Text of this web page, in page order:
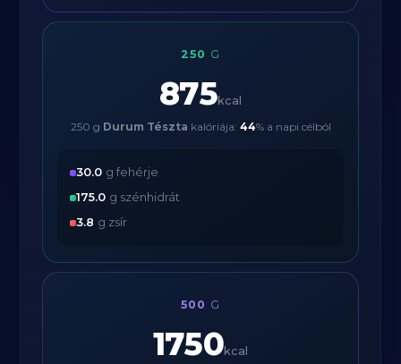
250 G
875kcal
250 g Durum Tészta kalóriája: 44% a napi célból
30.0 g fehérje
175.0 g szénhidrát
3.8 g zsír
500 G
1750kcal